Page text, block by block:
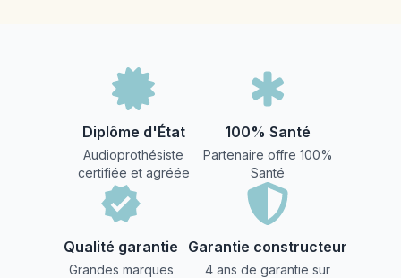
Diplôme d'État
Audioprothésiste
certifiée et agréée
100% Santé
Partenaire offre 100%
Santé
Qualité garantie
Grandes marques
Garantie constructeur
4 ans de garantie sur